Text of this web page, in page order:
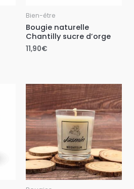
Bien-être
Bougie naturelle
Chantilly sucre d’orge
11,90€